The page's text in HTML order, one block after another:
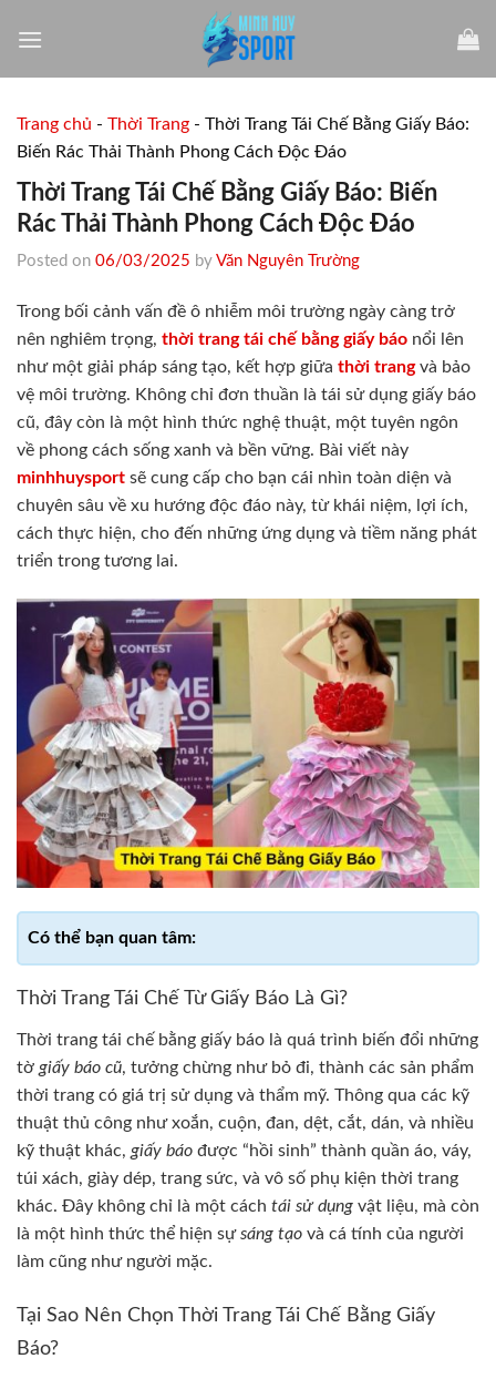
Trang chủ - Thời Trang - Thời Trang Tái Chế Bằng Giấy Báo:
Biến Rác Thải Thành Phong Cách Độc Đáo
Thời Trang Tái Chế Bằng Giấy Báo: Biến
Rác Thải Thành Phong Cách Độc Đáo
Posted on 06/03/2025 by Văn Nguyên Trường
Trong bối cảnh vấn đề ô nhiễm môi trường ngày càng trở
nên nghiêm trọng, thời trang tái chế bằng giấy báo nổi lên
như một giải pháp sáng tạo, kết hợp giữa thời trangvà bảo
vệ môi trường. Không chỉ đơn thuần là tái sử dụng giấy báo
cũ, đây còn là một hình thức nghệ thuật, một tuyên ngôn
về phong cách sống xanh và bền vững. Bài viết này
minhhuysport sẽ cung cấp cho bạn cái nhìn toàn diện và
chuyên sâu về xu hướng độc đáo này, từ khái niệm, lợi ích,
cách thực hiện, cho đến những ứng dụng và tiềm năng phát
triển trong tương lai.
Thời Trang Tái Chế Từ Giấy Báo Là Gì?
Thời trang tái chế bằng giấy báo là quá trình biến đổi những
tờ giấy báo cũ, tưởng chừng như bỏ đi, thành các sản phẩm
thời trang có giá trị sử dụng và thẩm mỹ. Thông qua các kỹ
thuật thủ công như xoắn, cuộn, đan, dệt, cắt, dán, và nhiều
kỹ thuật khác, giấy báo được “hồi sinh” thành quần áo, váy,
túi xách, giày dép, trang sức, và vô số phụ kiện thời trang
khác. Đây không chỉ là một cách tái sử dụng vật liệu, mà còn
là một hình thức thể hiện sựsáng tạo và cá tính của người
làm cũng như người mặc.
Tại Sao Nên Chọn Thời Trang Tái Chế Bằng Giấy
Báo?